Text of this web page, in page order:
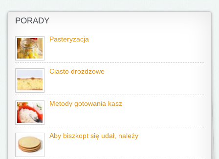
PORADY
Pasteryzacja
Ciasto drożdżowe
Metody gotowania kasz
Aby biszkopt się udał, należy